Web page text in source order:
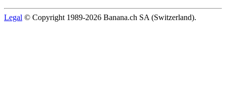
Legal © Copyright 1989-2026 Banana.ch SA (Switzerland).